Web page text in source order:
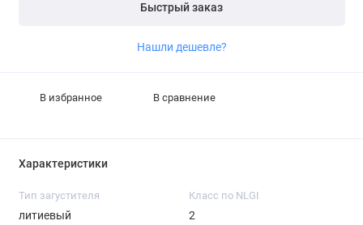
Быстрый заказ
Нашли дешевле?
В избранное В сравнение
Характеристики
Тип загустителя
литиевый
Класс по NLGI
2